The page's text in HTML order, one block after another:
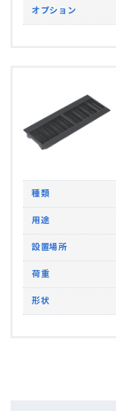
オプション
種類
用途
設置場所
荷重
形状